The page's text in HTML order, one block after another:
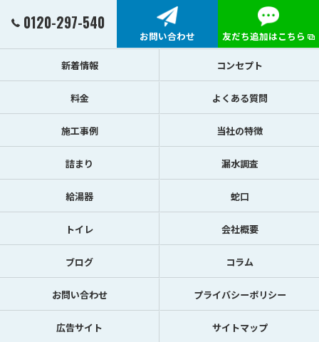
0120-297-540
お問い合わせ 友だち追加はこちら
新着情報 コンセプト
料金 よくある質問
施工事例 当社の特徴
詰まり 漏水調査
給湯器 蛇口
トイレ 会社概要
ブログ コラム
お問い合わせ プライバシーポリシー
広告サイト サイトマップ